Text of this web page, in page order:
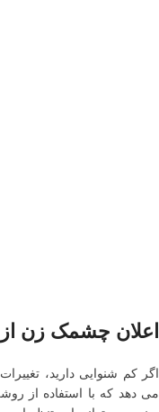
اعلان چشمک زن از
می دهد که با استفاده از